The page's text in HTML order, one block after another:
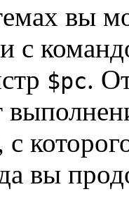
вы
и с
$pc.
с
вы